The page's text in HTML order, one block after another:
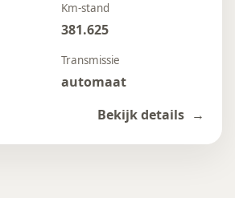
Km-stand
381.625
Transmissie
automaat
Bekijk details